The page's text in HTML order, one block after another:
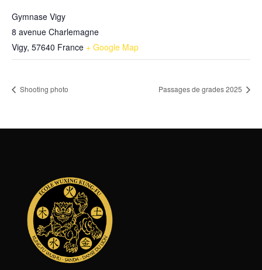
Gymnase Vigy
8 avenue Charlemagne
Vigy, 57640 France + Google Map
Shooting photo Passages de grades 2025